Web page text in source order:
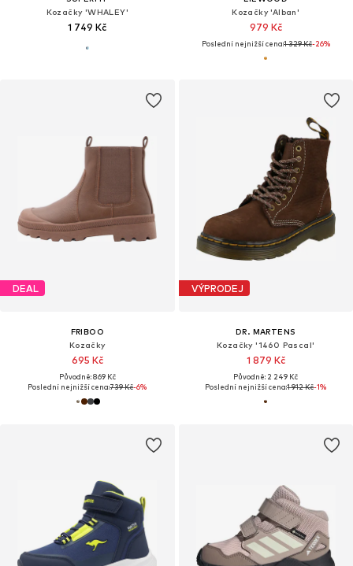
Kozačky 'WHALEY'
1 749 Kč
Kozačky 'Alban'
979 Kč
Poslední nejnižší cena:1 329 Kč-26%
DEAL
FRIBOO
Kozačky
695 Kč
Původně: 869 Kč
Poslední nejnižší cena:739 Kč-6%
VÝPRODEJ
DR. MARTENS
Kozačky '1460 Pascal'
1 879 Kč
Původně: 2 249 Kč
Poslední nejnižší cena:1 912 Kč-1%